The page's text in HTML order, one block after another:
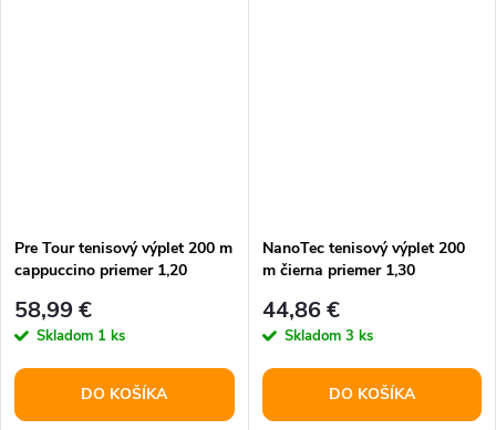
Pre Tour tenisový výplet 200 m
cappuccino priemer 1,20
58,99 €
Skladom 1 ks
DO KOŠÍKA
NanoTec tenisový výplet 200
m čierna priemer 1,30
44,86 €
Skladom 3 ks
DO KOŠÍKA